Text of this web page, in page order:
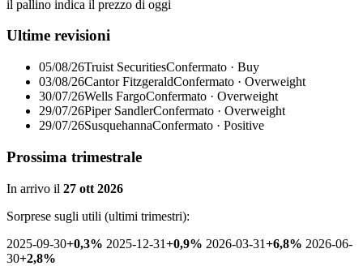
il pallino indica il prezzo di oggi
Ultime revisioni
05/08/26Truist SecuritiesConfermato · Buy
03/08/26Cantor FitzgeraldConfermato · Overweight
30/07/26Wells FargoConfermato · Overweight
29/07/26Piper SandlerConfermato · Overweight
29/07/26SusquehannaConfermato · Positive
Prossima trimestrale
In arrivo il 27 ott 2026
Sorprese sugli utili (ultimi trimestri):
2025-09-30+0,3% 2025-12-31+0,9% 2026-03-31+6,8% 2026-06-
30+2,8%